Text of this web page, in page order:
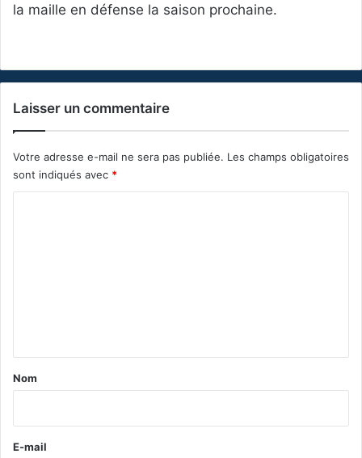
la maille en défense la saison prochaine.
Laisser un commentaire
Votre adresse e-mail ne sera pas publiée. Les champs obligatoires
sont indiqués avec *
a
e
Nom
E-mail